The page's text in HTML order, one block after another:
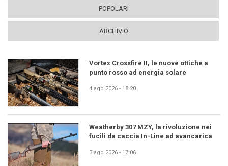
POPOLARI
ARCHIVIO
Vortex Crossfire II, le nuove ottiche a
punto rosso ad energia solare
4 ago 2026 - 18:20
Weatherby 307 MZY, la rivoluzione nei
fucili da caccia In-Line ad avancarica
3 ago 2026 - 17:06